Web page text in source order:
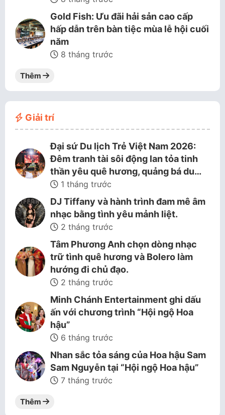
Gold Fish: Ưu đãi hải sản cao cấp
hấp dẫn trên bàn tiệc mùa lễ hội cuối
năm
8 tháng trước
Thêm
Giải trí
Đại sứ Du lịch Trẻ Việt Nam 2026:
Đêm tranh tài sôi động lan tỏa tinh
thần yêu quê hương, quảng bá du…
1 tháng trước
DJ Tiffany và hành trình đam mê âm
nhạc bằng tình yêu mảnh liệt.
2 tháng trước
Tâm Phương Anh chọn dòng nhạc
trữ tình quê hương và Bolero làm
hướng đi chủ đạo.
2 tháng trước
Minh Chánh Entertainment ghi dấu
ấn với chương trình “Hội ngộ Hoa
hậu”
6 tháng trước
Nhan sắc tỏa sáng của Hoa hậu Sam
Sam Nguyễn tại “Hội ngộ Hoa hậu”
7 tháng trước
Thêm